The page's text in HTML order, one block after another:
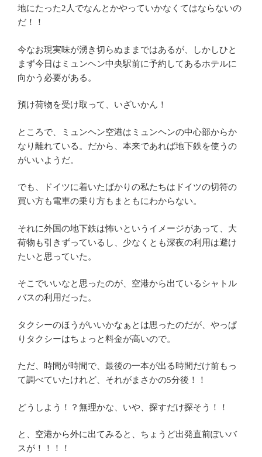
地にたった2人でなんとかやっていかなくてはならないの
だ！！
今なお現実味が湧き切らぬままではあるが、しかしひと
まず今日はミュンヘン中央駅前に予約してあるホテルに
向かう必要がある。
預け荷物を受け取って、いざいかん！
ところで、ミュンヘン空港はミュンヘンの中心部からか
なり離れている。だから、本来であれば地下鉄を使うの
がいいようだ。
でも、ドイツに着いたばかりの私たちはドイツの切符の
買い方も電車の乗り方もまともにわからない。
それに外国の地下鉄は怖いというイメージがあって、大
荷物も引きずっているし、少なくとも深夜の利用は避け
たいと思っていた。
そこでいいなと思ったのが、空港から出ているシャトル
バスの利用だった。
タクシーのほうがいいかなぁとは思ったのだが、やっぱ
りタクシーはちょっと料金が高いので。
ただ、時間が時間で、最後の一本が出る時間だけ前もっ
て調べていたけれど、それがまさかの5分後！！
どうしよう！？無理かな、いや、探すだけ探そう！！
と、空港から外に出てみると、ちょうど出発直前ぽいバ
スが！！！！